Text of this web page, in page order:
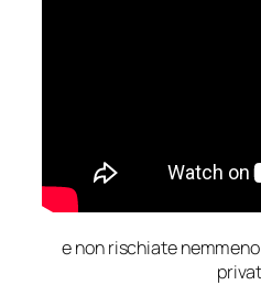
e non rischiate